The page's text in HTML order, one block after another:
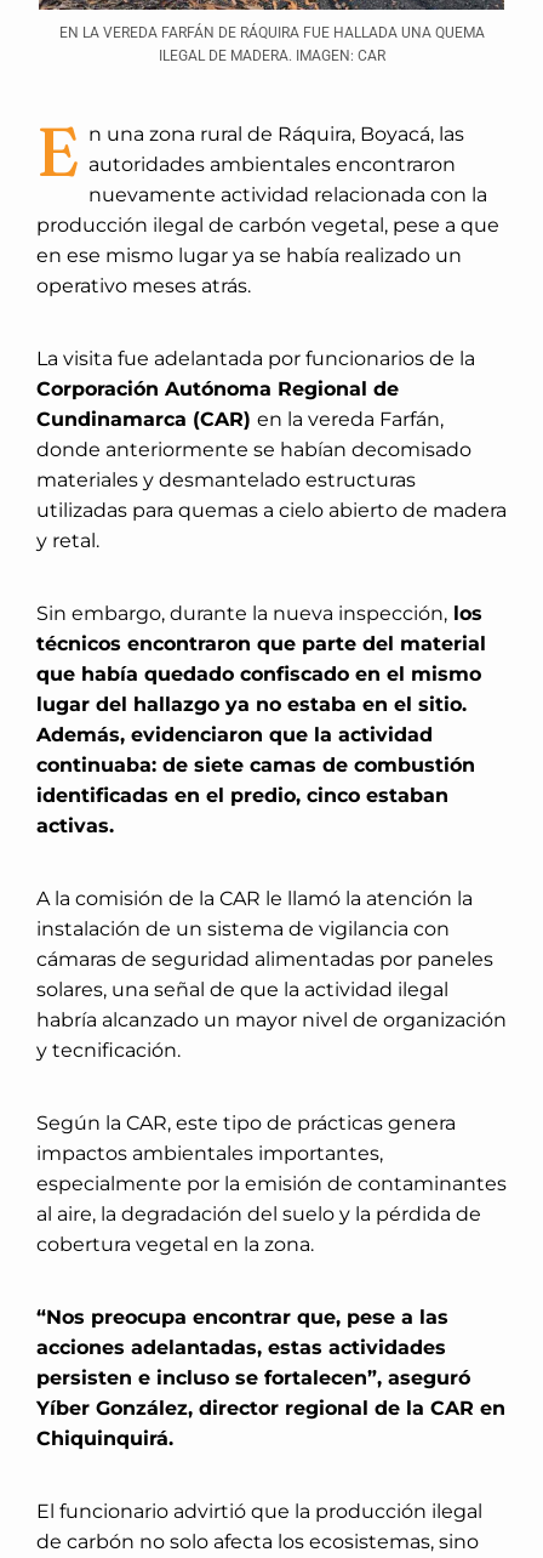
EN LA VEREDA FARFÁN DE RÁQUIRA FUE HALLADA UNA QUEMA
ILEGAL DE MADERA. IMAGEN: CAR
E n una zona rural de Ráquira, Boyacá, las
autoridades ambientales encontraron
nuevamente actividad relacionada con la
producción ilegal de carbón vegetal, pese a que
en ese mismo lugar ya se había realizado un
operativo meses atrás.
La visita fue adelantada por funcionarios de la
Corporación Autónoma Regional de
Cundinamarca (CAR) en la vereda Farfán,
donde anteriormente se habían decomisado
materiales y desmantelado estructuras
utilizadas para quemas a cielo abierto de madera
y retal.
Sin embargo, durante la nueva inspección, los
técnicos encontraron que parte del material
que había quedado confiscado en el mismo
lugar del hallazgo ya no estaba en el sitio.
Además, evidenciaron que la actividad
continuaba: de siete camas de combustión
identificadas en el predio, cinco estaban
activas.
A la comisión de la CAR le llamó la atención la
instalación de un sistema de vigilancia con
cámaras de seguridad alimentadas por paneles
solares, una señal de que la actividad ilegal
habría alcanzado un mayor nivel de organización
y tecnificación.
Según la CAR, este tipo de prácticas genera
impactos ambientales importantes,
especialmente por la emisión de contaminantes
al aire, la degradación del suelo y la pérdida de
cobertura vegetal en la zona.
“Nos preocupa encontrar que, pese a las
acciones adelantadas, estas actividades
persisten e incluso se fortalecen”, aseguró
Yíber González, director regional de la CAR en
Chiquinquirá.
El funcionario advirtió que la producción ilegal
de carbón no solo afecta los ecosistemas, sino